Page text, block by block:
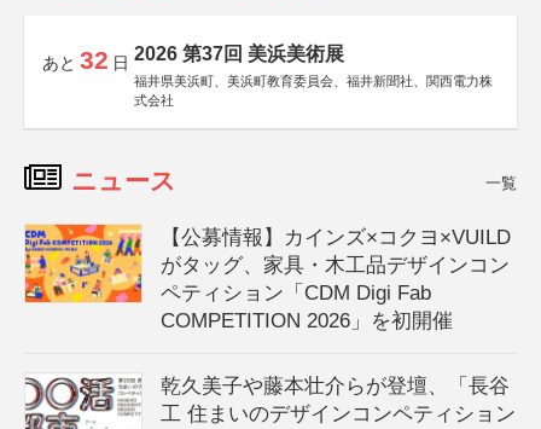
あと 32 日 2026 第37回 美浜美術展
福井県美浜町、美浜町教育委員会、福井新聞社、関西電力株
式会社
ニュース 一覧
【公募情報】カインズ×コクヨ×VUILD
がタッグ、家具・木工品デザインコン
ペティション「CDM Digi Fab
COMPETITION 2026」を初開催
乾久美子や藤本壮介らが登壇、「長谷
工 住まいのデザインコンペティション